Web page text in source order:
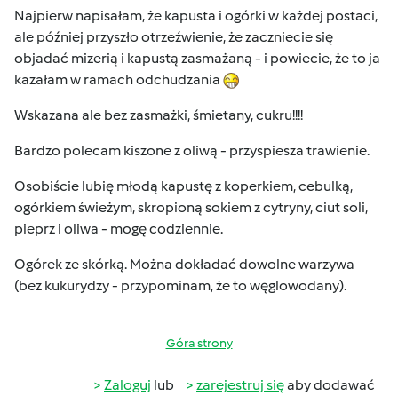
Najpierw napisałam, że kapusta i ogórki w każdej postaci,
ale później przyszło otrzeźwienie, że zaczniecie się
objadać mizerią i kapustą zasmażaną - i powiecie, że to ja
kazałam w ramach odchudzania
Wskazana ale bez zasmażki, śmietany, cukru!!!!
Bardzo polecam kiszone z oliwą - przyspiesza trawienie.
Osobiście lubię młodą kapustę z koperkiem, cebulką,
ogórkiem świeżym, skropioną sokiem z cytryny, ciut soli,
pieprz i oliwa - mogę codziennie.
Ogórek ze skórką. Można dokładać dowolne warzywa
(bez kukurydzy - przypominam, że to węglowodany).
Góra strony
Zaloguj lub zarejestruj sięaby dodawać